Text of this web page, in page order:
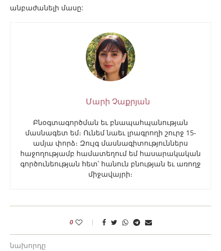
անբաժանելի մասը:
Մարի Չաքրյան
Բնօգտագործման եւ բնապահպանության
մասնագետ եմ։ Ունեմ նաեւ լրագրողի շուրջ 15-
ամյա փորձ։ Զույգ մասնագիտություններս
հաջողությամբ համատեղում եմ հասարակական
գործունեության հետ՝ հանուն բնության եւ առողջ
միջավայրի։
0
նախորդը